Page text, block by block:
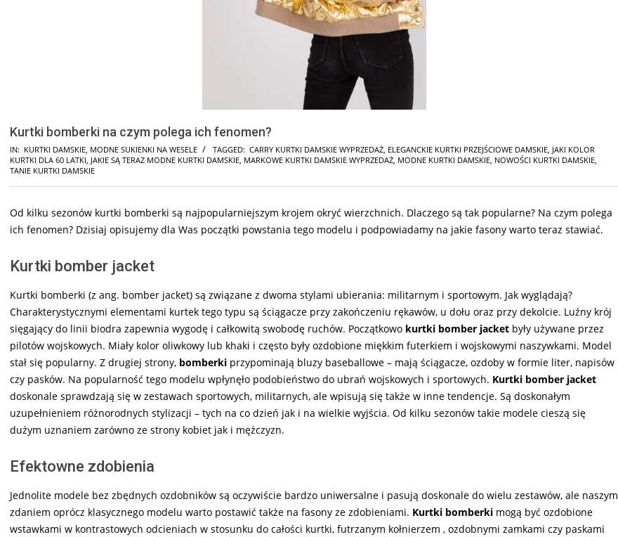
Kurtki bomberki na czym polega ich fenomen?
IN: KURTKI DAMSKIE, MODNE SUKIENKI NA WESELE TAGGED: CARRY KURTKI DAMSKIE WYPRZEDAŻ, ELEGANCKIE KURTKI PRZEJŚCIOWE DAMSKIE, JAKI KOLOR
KURTKI DLA 60 LATKI, JAKIE SĄ TERAZ MODNE KURTKI DAMSKIE, MARKOWE KURTKI DAMSKIE WYPRZEDAŻ, MODNE KURTKI DAMSKIE, NOWOŚCI KURTKI DAMSKIE,
TANIE KURTKI DAMSKIE
Od kilku sezonów kurtki bomberki są najpopularniejszym krojem okryć wierzchnich. Dlaczego są tak popularne? Na czym polega
ich fenomen? Dzisiaj opisujemy dla Was początki powstania tego modelu i podpowiadamy na jakie fasony warto teraz stawiać.
Kurtki bomber jacket
Kurtki bomberki (z ang. bomber jacket) są związane z dwoma stylami ubierania: militarnym i sportowym. Jak wyglądają?
Charakterystycznymi elementami kurtek tego typu są ściągacze przy zakończeniu rękawów, u dołu oraz przy dekolcie. Luźny krój
sięgający do linii biodra zapewnia wygodę i całkowitą swobodę ruchów. Początkowo kurtki bomber jacket były używane przez
pilotów wojskowych. Miały kolor oliwkowy lub khaki i często były ozdobione miękkim futerkiem i wojskowymi naszywkami. Model
stał się popularny. Z drugiej strony, bomberki przypominają bluzy baseballowe – mają ściągacze, ozdoby w formie liter, napisów
czy pasków. Na popularność tego modelu wpłynęło podobieństwo do ubrań wojskowych i sportowych. Kurtki bomber jacket
doskonale sprawdzają się w zestawach sportowych, militarnych, ale wpisują się także w inne tendencje. Są doskonałym
uzupełnieniem różnorodnych stylizacji – tych na co dzień jak i na wielkie wyjścia. Od kilku sezonów takie modele cieszą się
dużym uznaniem zarówno ze strony kobiet jak i mężczyzn.
Efektowne zdobienia
Jednolite modele bez zbędnych ozdobników są oczywiście bardzo uniwersalne i pasują doskonale do wielu zestawów, ale naszym
zdaniem oprócz klasycznego modelu warto postawić także na fasony ze zdobieniami. Kurtki bomberki mogą być ozdobione
wstawkami w kontrastowych odcieniach w stosunku do całości kurtki, futrzanym kołnierzem , ozdobnymi zamkami czy paskami